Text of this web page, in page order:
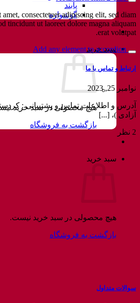
پابند
گوشواره
سبد خرید
هیچ محصولی در سبد خرید
بازگشت به فروشگاه
سبد خرید
هیچ محصولی در سبد خرید نیست.
بازگشت به فروشگاه
consectetuer adipiscing elit, sed diam
tincidunt ut laoreet dolore magna aliquam
erat volutpat.
Add any element to accordion
ارتباط و تماس با ما
نوامبر 25, 2023
آدرس و اطلاعات تماس و پشتیبانی :
آزادی )، [...]
2 نظر
سوالات متداول